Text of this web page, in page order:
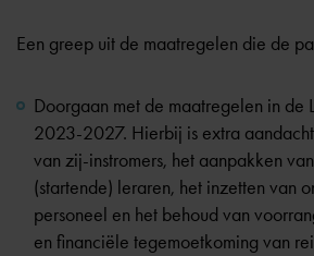
Een greep uit de maatregelen die de
Doorgaan met de maatregelen in de
2023-2027. Hierbij is extra
van zij-instromers, het aanpakken
(startende) leraren, het inzetten van
personeel en het behoud van
en financiële tegemoetkoming van